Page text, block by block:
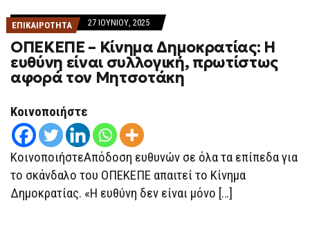
ΕΠΙΚΑΙΡΟΤΗΤΑ 27 ΙΟΥΝΊΟΥ, 2025
ΟΠΕΚΕΠΕ – Κίνημα Δημοκρατίας: Η
ευθύνη είναι συλλογική, πρωτίστως
αφορά τον Μητσοτάκη
Κοινοποιήστε
ΚοινοποιήστεΑπόδοση ευθυνών σε όλα τα επίπεδα για
το σκάνδαλο του ΟΠΕΚΕΠΕ απαιτεί το Κίνημα
Δημοκρατίας. «Η ευθύνη δεν είναι μόνο […]